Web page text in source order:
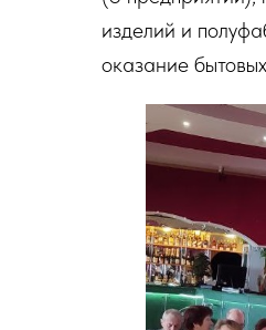
изделий и
оказание